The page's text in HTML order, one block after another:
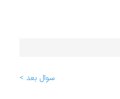
سوال بعد >